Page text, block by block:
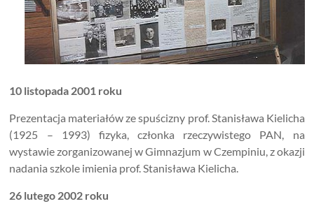
10 listopada 2001 roku
Prezentacja materiałów ze spuścizny prof. Stanisława Kielicha
(1925 – 1993) fizyka, członka rzeczywistego PAN, na
wystawie zorganizowanej w Gimnazjum w Czempiniu, z okazji
nadania szkole imienia prof. Stanisława Kielicha.
26 lutego 2002 roku